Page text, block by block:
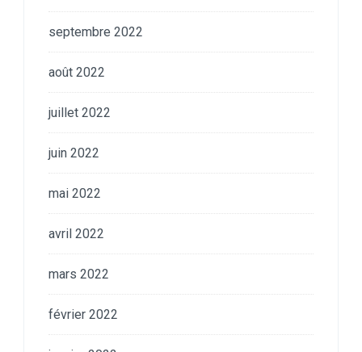
septembre 2022
août 2022
juillet 2022
juin 2022
mai 2022
avril 2022
mars 2022
février 2022